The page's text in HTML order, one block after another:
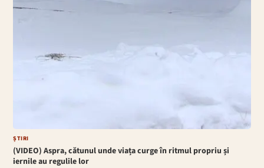
ȘTIRI
(VIDEO) Aspra, cătunul unde viața curge în ritmul propriu și
iernile au regulile lor